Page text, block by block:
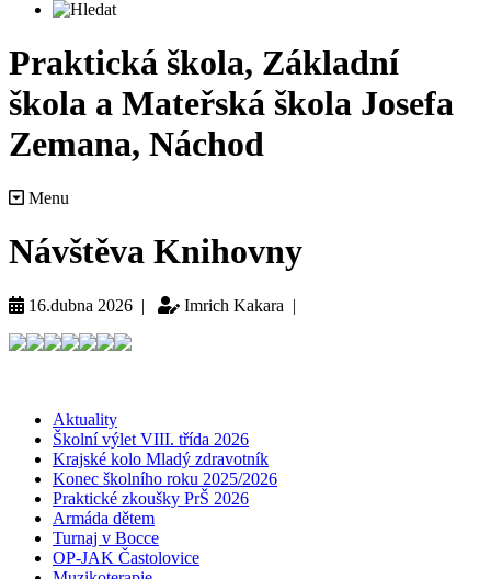
Praktická škola, Základní
škola a Mateřská škola Josefa
Zemana, Náchod
Menu
Návštěva Knihovny
16.dubna 2026 | Imrich Kakara |
Aktuality
Školní výlet VIII. třída 2026
Krajské kolo Mladý zdravotník
Konec školního roku 2025/2026
Praktické zkoušky PrŠ 2026
Armáda dětem
Turnaj v Bocce
OP-JAK Častolovice